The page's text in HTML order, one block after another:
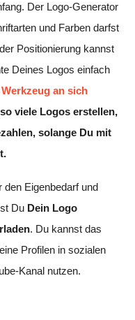
Der Logo-Generator
und Farben darfst
Positionierung kannst
Deines Logos einfach
Werkzeug an sich
viele Logos erstellen,
solange Du mit
den Eigenbedarf und
Du Dein Logo
. Du kannst das
Profilen in sozialen
Kanal nutzen.